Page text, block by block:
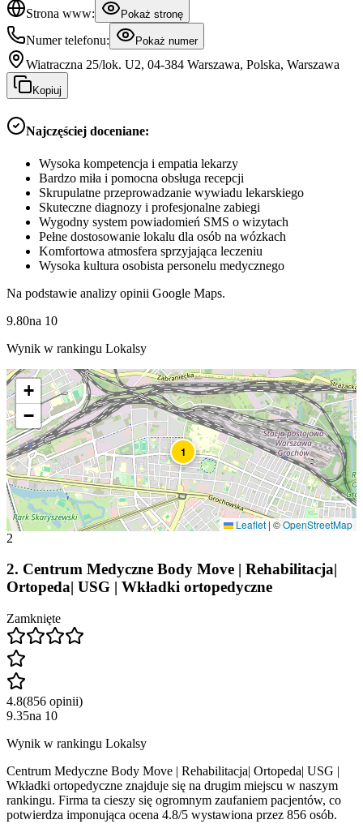
Strona www:
Pokaż stronę
Numer telefonu: Pokaż numer
Wiatraczna 25/lok. U2, 04-384 Warszawa, Polska, Warszawa
Kopiuj
Najczęściej doceniane:
Wysoka kompetencja i empatia lekarzy
Bardzo miła i pomocna obsługa recepcji
Skrupulatne przeprowadzanie wywiadu lekarskiego
Skuteczne diagnozy i profesjonalne zabiegi
Wygodny system powiadomień SMS o wizytach
Pełne dostosowanie lokalu dla osób na wózkach
Komfortowa atmosfera sprzyjająca leczeniu
Wysoka kultura osobista personelu medycznego
Na podstawie analizy opinii Google Maps.
9.80na 10
Wynik w rankingu Lokalsy
1
+
−
Leaflet | ©OpenStreetMap
2
2. Centrum Medyczne Body Move | Rehabilitacja|
Ortopeda| USG | Wkładki ortopedyczne
Zamknięte
4.8(856 opinii)
9.35na 10
Wynik w rankingu Lokalsy
Centrum Medyczne Body Move | Rehabilitacja| Ortopeda| USG |
Wkładki ortopedyczne znajduje się na drugim miejscu w naszym
rankingu. Firma ta cieszy się ogromnym zaufaniem pacjentów, co
potwierdza imponująca ocena 4.8/5 wystawiona przez 856 osób.